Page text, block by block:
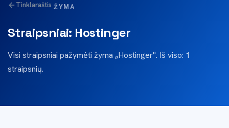
Tinklaraštis ŽYMA
Straipsniai: Hostinger
Visi straipsniai pažymėti žyma „Hostinger". Iš viso: 1
straipsnių.